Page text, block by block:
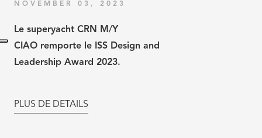
NOVEMBER 03, 2023
Le superyacht CRN M/Y
CIAO remporte le ISS Design and
Leadership Award 2023.
PLUS DE DETAILS